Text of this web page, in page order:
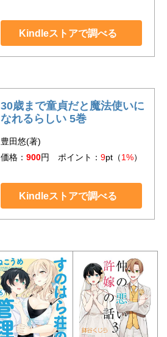
Kindleストアで調べる
30歳まで童貞だと魔法使いに
なれるらしい 5巻
豊田悠(著)
価格： 900円 ポイント： 9pt（1%）
Kindleストアで調べる